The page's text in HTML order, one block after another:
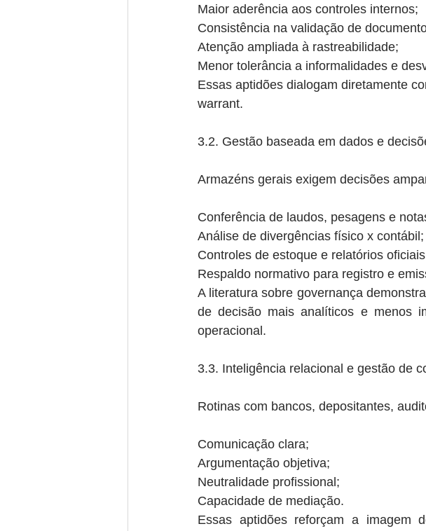
Maior aderência aos controles internos;
Consistência na validação de
Atenção ampliada à rastreabilidade;
Menor tolerância a informalidades e
Essas aptidões dialogam diretamente
warrant.
3.2. Gestão baseada em dados e
Armazéns gerais exigem decisões
Conferência de laudos, pesagens e
Análise de divergências físico x contábil;
Controles de estoque e relatórios
Respaldo normativo para registro e
A literatura sobre governança
de decisão mais analíticos e menos
operacional.
3.3. Inteligência relacional e gestão de
Rotinas com bancos, depositantes,
Comunicação clara;
Argumentação objetiva;
Neutralidade profissional;
Capacidade de mediação.
Essas aptidões reforçam a imagem